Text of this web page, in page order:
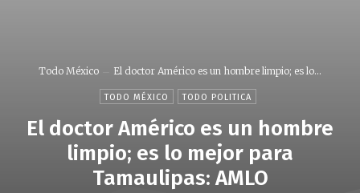
Todo México El doctor Américo es un hombre limpio; es lo...
TODO MÉXICO TODO POLITICA
El doctor Américo es un hombre
limpio; es lo mejor para
Tamaulipas: AMLO